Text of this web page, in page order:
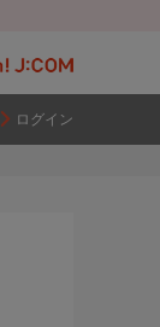
ログイン